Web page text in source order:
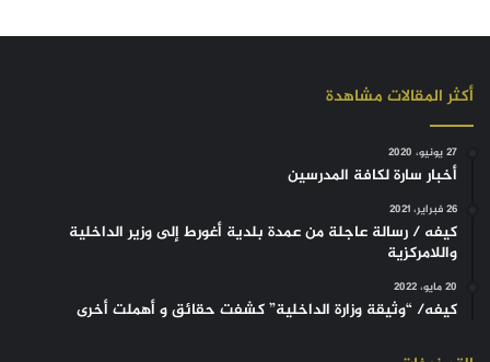
أكثر المقالات مشاهدة
27 يونيو، 2020
أخبار سارة لكافة المدرسين
26 فبراير، 2021
كيفه / رسالة عاجلة من عمدة بلدية أغورط إلى وزير الداخلية
واللامركزية
20 مايو، 2022
كيفه/ “وثيقة وزارة الداخلية” كشفت حقائق و أهملت أخرى